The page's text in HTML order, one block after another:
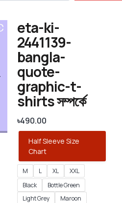
eta-ki-
2441139-
bangla-
quote-
graphic-t-
shirts সম্পর্কে
৳490.00
Half Sleeve Size
Chart
M L XL
XXL
Black
Bottle Green
Light Grey
Maroon